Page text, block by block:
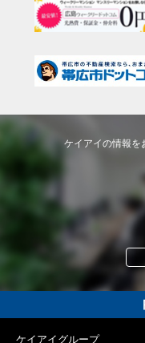
ケイアイの情報を
ケイアイグループ